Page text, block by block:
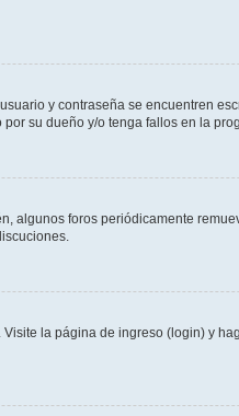
y contraseña se encuentren
su dueño y/o tenga fallos en la
algunos foros periódicamente
la página de ingreso (login) y